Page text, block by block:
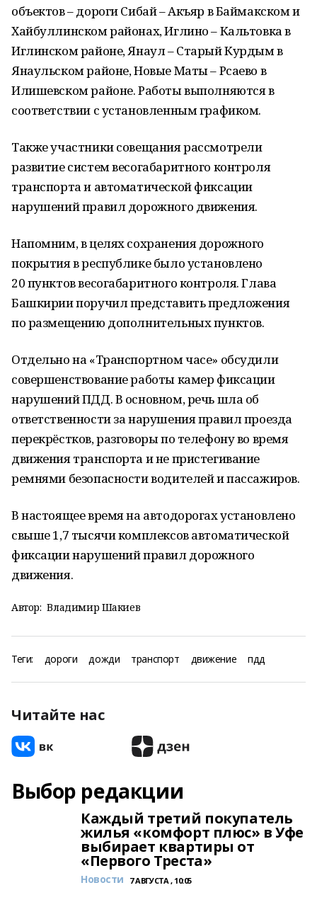
объектов – дороги Сибай – Акъяр в Баймакском и
Хайбуллинском районах, Иглино – Кальтовка в
Иглинском районе, Янаул – Старый Курдым в
Янаульском районе, Новые Маты – Рсаево в
Илишевском районе. Работы выполняются в
соответствии с установленным графиком.
Также участники совещания рассмотрели
развитие систем весогабаритного контроля
транспорта и автоматической фиксации
нарушений правил дорожного движения.
Напомним, в целях сохранения дорожного
покрытия в республике было установлено
20 пунктов весогабаритного контроля. Глава
Башкирии поручил представить предложения
по размещению дополнительных пунктов.
Отдельно на «Транспортном часе» обсудили
совершенствование работы камер фиксации
нарушений ПДД. В основном, речь шла об
ответственности за нарушения правил проезда
перекрёстков, разговоры по телефону во время
движения транспорта и не пристегивание
ремнями безопасности водителей и пассажиров.
В настоящее время на автодорогах установлено
свыше 1,7 тысячи комплексов автоматической
фиксации нарушений правил дорожного
движения.
Автор: Владимир Шакиев
Теги: дороги дожди транспорт движение пдд
Читайте нас
Выбор редакции
Каждый третий покупатель
жилья «комфорт плюс» в Уфе
выбирает квартиры от
«Первого Треста»
Новости 7 АВГУСТА , 10:05